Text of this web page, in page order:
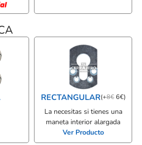
RECTANGULAR(+8€6€)
La necesitas si tienes una
maneta interior alargada
Ver Producto